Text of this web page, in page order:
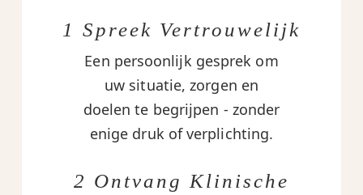
1 Spreek Vertrouwelijk
Een persoonlijk gesprek om
uw situatie, zorgen en
doelen te begrijpen - zonder
enige druk of verplichting.
2 Ontvang Klinische